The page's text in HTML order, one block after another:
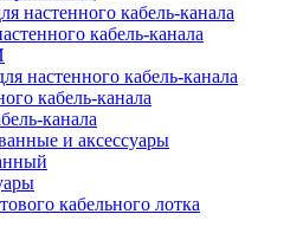
настенного кабель-канала
кабель-канала
настенного кабель-канала
кабель-канала
канала
и аксессуары
кабельного лотка